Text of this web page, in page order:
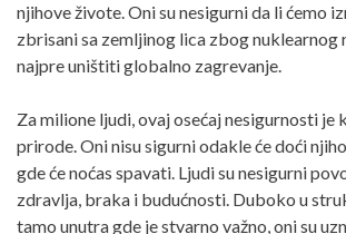
njihove živote. Oni su nesigurni da li ćemo
zbrisani sa zemljinog lica zbog nuklearnog
najpre uništiti globalno zagrevanje.
Za milione ljudi, ovaj osećaj nesigurnosti je
prirode. Oni nisu sigurni odakle će doći
gde će noćas spavati. Ljudi su nesigurni
zdravlja, braka i budućnosti. Duboko u
tamo unutra gde je stvarno važno, oni su